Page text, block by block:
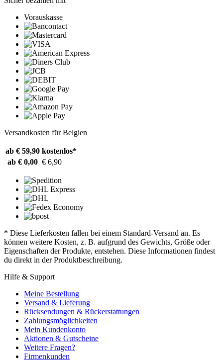
Vorauskasse
Versandkosten für Belgien
ab € 59,90 kostenlos*
ab € 0,00 € 6,90
* Diese Lieferkosten fallen bei einem Standard-Versand an. Es
können weitere Kosten, z. B. aufgrund des Gewichts, Größe oder
Eigenschaften der Produkte, entstehen. Diese Informationen findest
du direkt in der Produktbeschreibung.
Hilfe & Support
Meine Bestellung
Versand & Lieferung
Rücksendungen & Rückerstattungen
Zahlungsmöglichkeiten
Mein Kundenkonto
Aktionen & Gutscheine
Weitere Fragen?
Firmenkunden